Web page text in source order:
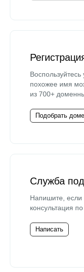
похожее имя
из 700+
Подобрать
Служба
Напишите,
консультация по
Написать